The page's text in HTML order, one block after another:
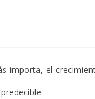
importa, el